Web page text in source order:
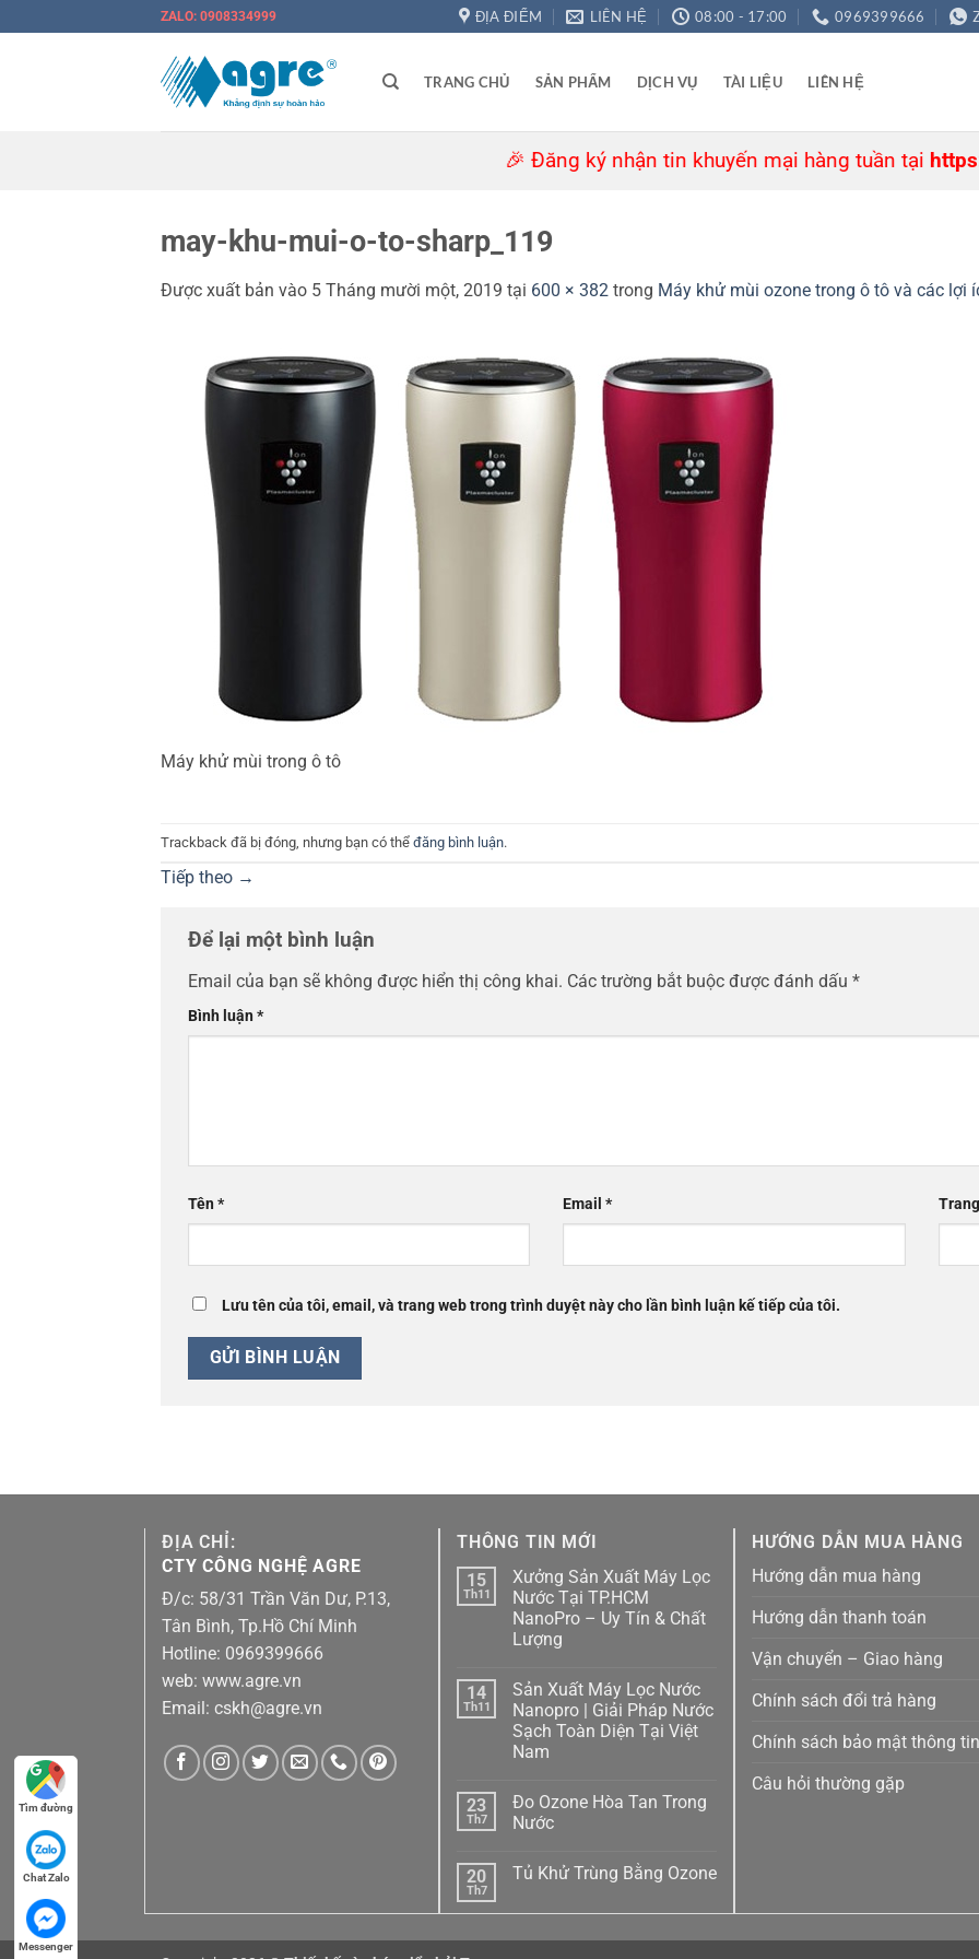
ZALO: 0908334999 ĐỊA ĐIỂM LIÊN HỆ 08:00 - 17:00 0969399666
TRANG CHỦ SẢN PHẨM DỊCH VỤ TÀI LIỆU LIÊN HỆ
🎉 Đăng ký nhận tin khuyến mại hàng tuần tạihttps://
may-khu-mui-o-to-sharp_119
Được xuất bản vào 5 Tháng mười một, 2019 tại 600 × 382 trong Máy khử mùi ozone trong ô tô và các lợi
Máy khử mùi trong ô tô
Trackback đã bị đóng, nhưng bạn có thể đăng bình luận.
Tiếp theo →
Để lại một bình luận
Email của bạn sẽ không được hiển thị công khai. Các trường bắt buộc được đánh dấu *
Bình luận*
Tên* Email*
Lưu tên của tôi, email, và trang web trong trình duyệt này cho lần bình luận kế tiếp của tôi.
ĐỊA CHỈ:
CTY CÔNG NGHỆ AGRE
Đ/c: 58/31 Trần Văn Dư, P.13,
Tân Bình, Tp.Hồ Chí Minh
Hotline: 0969399666
web: www.agre.vn
Email: cskh@agre.vn
THÔNG TIN MỚI
15
Th11
Xưởng Sản Xuất Máy Lọc
Nước Tại TP.HCM
NanoPro – Uy Tín & Chất
Lượng
bình
luận
ở
Xưởng
Sản
Xuất
Nước
Tại
TP.HCM
Chất
14
Th11
Sản Xuất Máy Lọc Nước
Nanopro | Giải Pháp Nước
Sạch Toàn Diện Tại Việt
Nam
bình
luận
ở
Máy
Nanopro
Giải
23
Th7
Đo Ozone Hòa Tan Trong
Nước
bình
Đo
Hòa
20
Th7
Tủ Khử Trùng Bằng Ozone
có
luận
HƯỚNG DẪN MUA HÀNG
Hướng dẫn mua hàng
Hướng dẫn thanh toán
Vận chuyển – Giao hàng
Chính sách đổi trả hàng
Chính sách bảo mật thông tin
Câu hỏi thường gặp
Tìm đường
Chat Zalo
Messenger